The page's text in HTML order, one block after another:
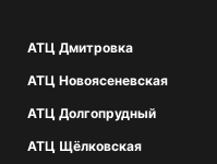
АТЦ Дмитровка
АТЦ Новоясеневская
АТЦ Долгопрудный
АТЦ Щёлковская